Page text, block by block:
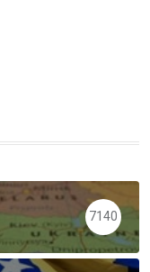
7140